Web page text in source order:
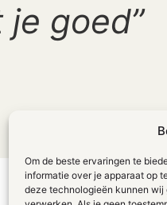
Om de beste ervaringen te
informatie over je apparaat op
deze technologieën kunnen wij
goed”